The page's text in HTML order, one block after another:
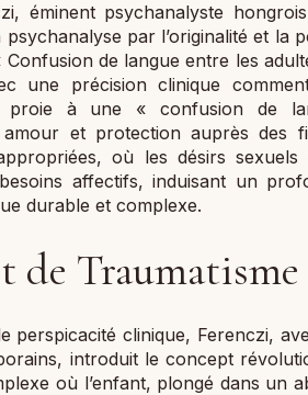
éminent psychanalyste
psychanalyse par l’originalité et
de langue entre les
une précision clinique
proie à une « confusion de
amour et protection auprès des
où les désirs sexuels
affectifs, induisant un
durable et complexe.
de
perspicacité clinique, Ferenczi,
introduit le concept
où l’enfant, plongé dans un